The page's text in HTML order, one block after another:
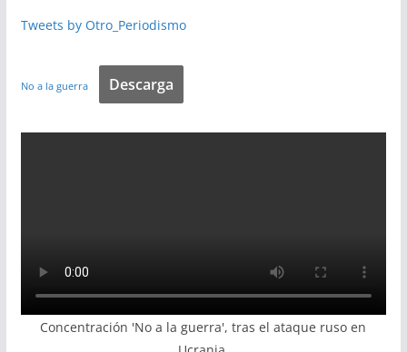
Tweets by Otro_Periodismo
No a la guerra Descarga
Concentración 'No a la guerra', tras el ataque ruso en